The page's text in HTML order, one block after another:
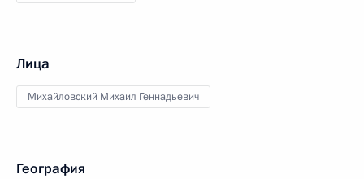
Лица
Михайловский Михаил Геннадьевич
География